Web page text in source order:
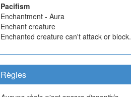
Pacifism
Enchantment - Aura
Enchant creature
Enchanted creature can't attack or block.
Règles